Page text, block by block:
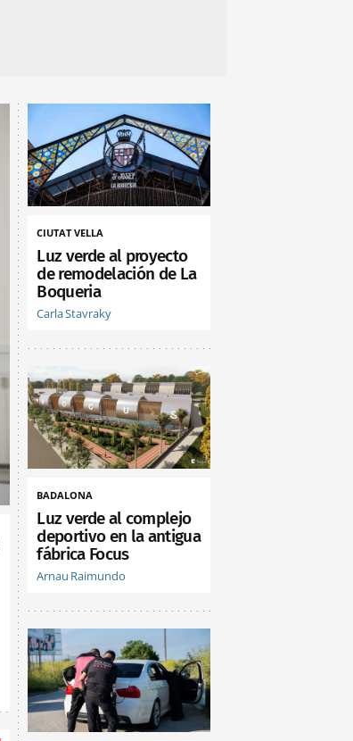
CIUTAT VELLA
Luz verde al proyecto
de remodelación de La
Boqueria
Carla Stavraky
BADALONA
Luz verde al complejo
deportivo en la antigua
fábrica Focus
Arnau Raimundo